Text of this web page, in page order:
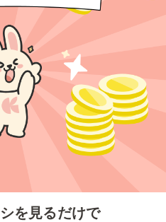
を見るだけで